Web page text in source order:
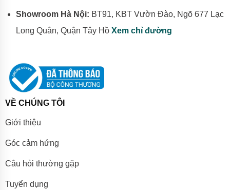
Showroom Hà Nội: BT91, KBT Vườn Đào, Ngõ 677 Lạc
Long Quân, Quận Tây Hồ Xem chỉ đường
VỀ CHÚNG TÔI
Giới thiệu
Góc cảm hứng
Câu hỏi thường gặp
Tuyển dụng